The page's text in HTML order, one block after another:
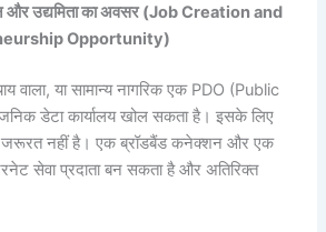
औरउद्यमिताकाअवसर (Job Creation and
Opportunity)
वाला, या सामान्य नागरिक एक PDO (Public
डेटा कार्यालय खोल सकता है। इसके लिए
जरूरत नहीं है। एक ब्रॉडबैंड कनेक्शन और एक
सेवा प्रदाता बन सकता है और अतिरिक्त